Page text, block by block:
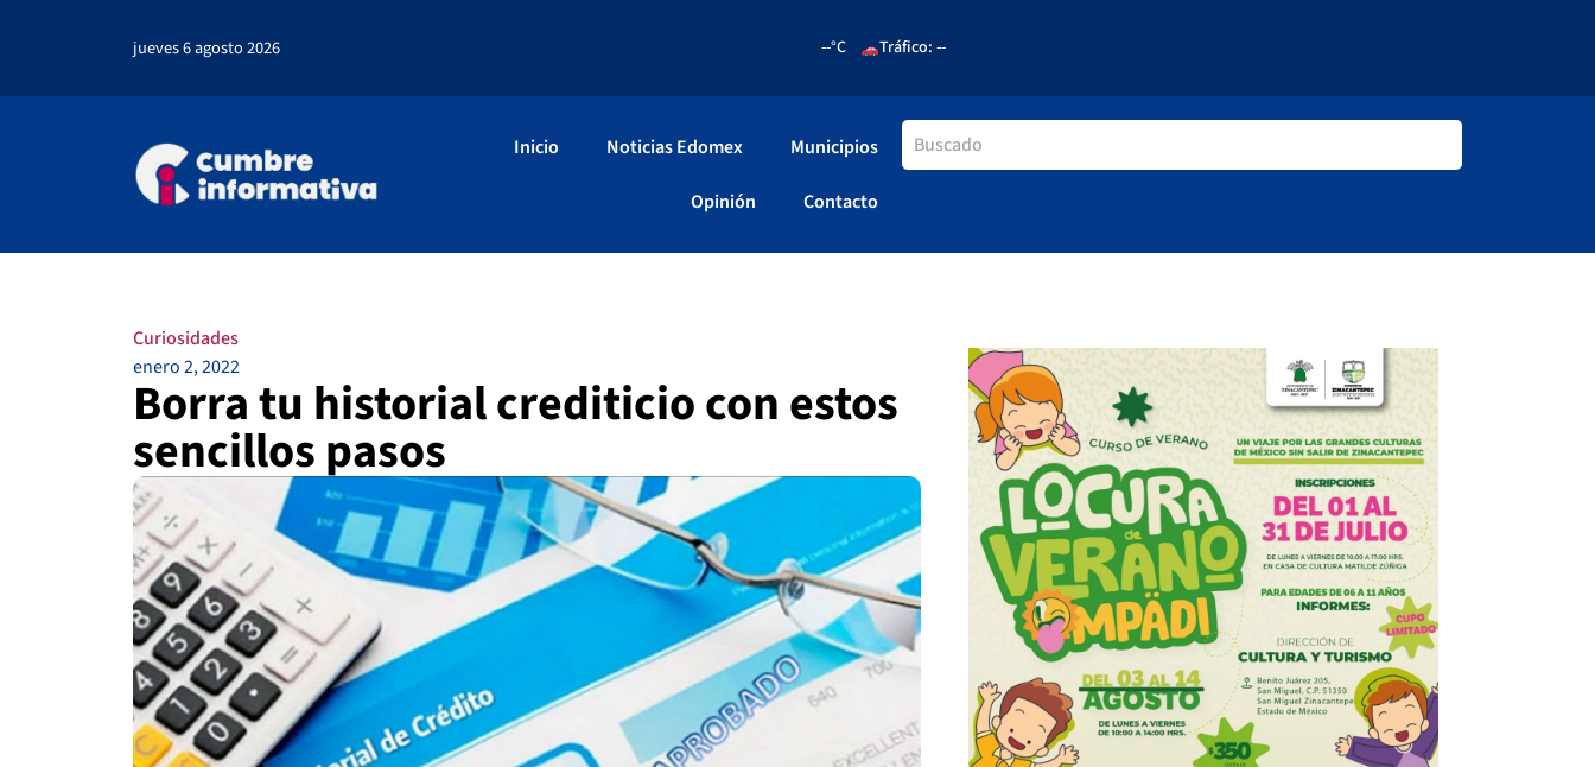
jueves 6 agosto 2026 --°C Tráfico: --
Inicio Noticias Edomex Municipios
Opinión Contacto
Curiosidades
enero 2, 2022
Borra tu historial crediticio con estos
sencillos pasos